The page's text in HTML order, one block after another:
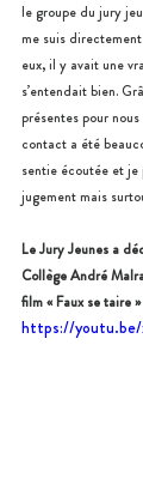
le groupe du jury
me suis
eux, il y avait une
s’entendait bien.
présentes pour
contact a été
sentie écoutée et je
jugement mais
Le Jury Jeunes a
Collège André
film « Faux se taire
https://